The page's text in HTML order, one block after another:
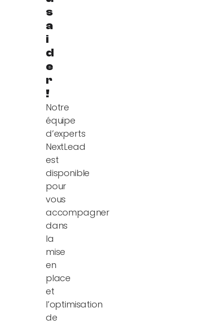
s
a
i
d
e
r
!
Notre
équipe
d’experts
NextLead
est
disponible
pour
vous
accompagner
dans
la
mise
en
place
et
l’optimisation
de